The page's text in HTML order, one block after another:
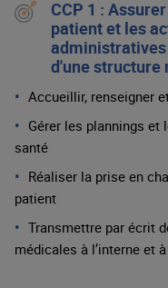
CCP 1 :
patient et les
d'une structure
Accueillir, renseigner
Gérer les plannings et
santé
Réaliser la prise en
patient
Transmettre par écrit
médicales à l’interne et à